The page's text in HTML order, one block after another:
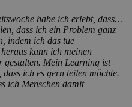
habe ich erlebt, dass…
dass ich ein Problem ganz
indem ich das tue
kann ich meinen
gestalten. Mein Learning ist
ich es gern teilen möchte.
ich Menschen damit